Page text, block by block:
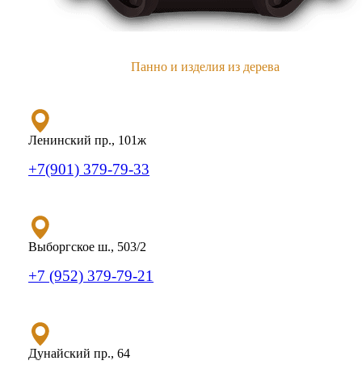
Панно и изделия из дерева
Ленинский пр., 101ж
+7(901) 379-79-33
Выборгское ш., 503/2
+7 (952) 379-79-21
Дунайский пр., 64